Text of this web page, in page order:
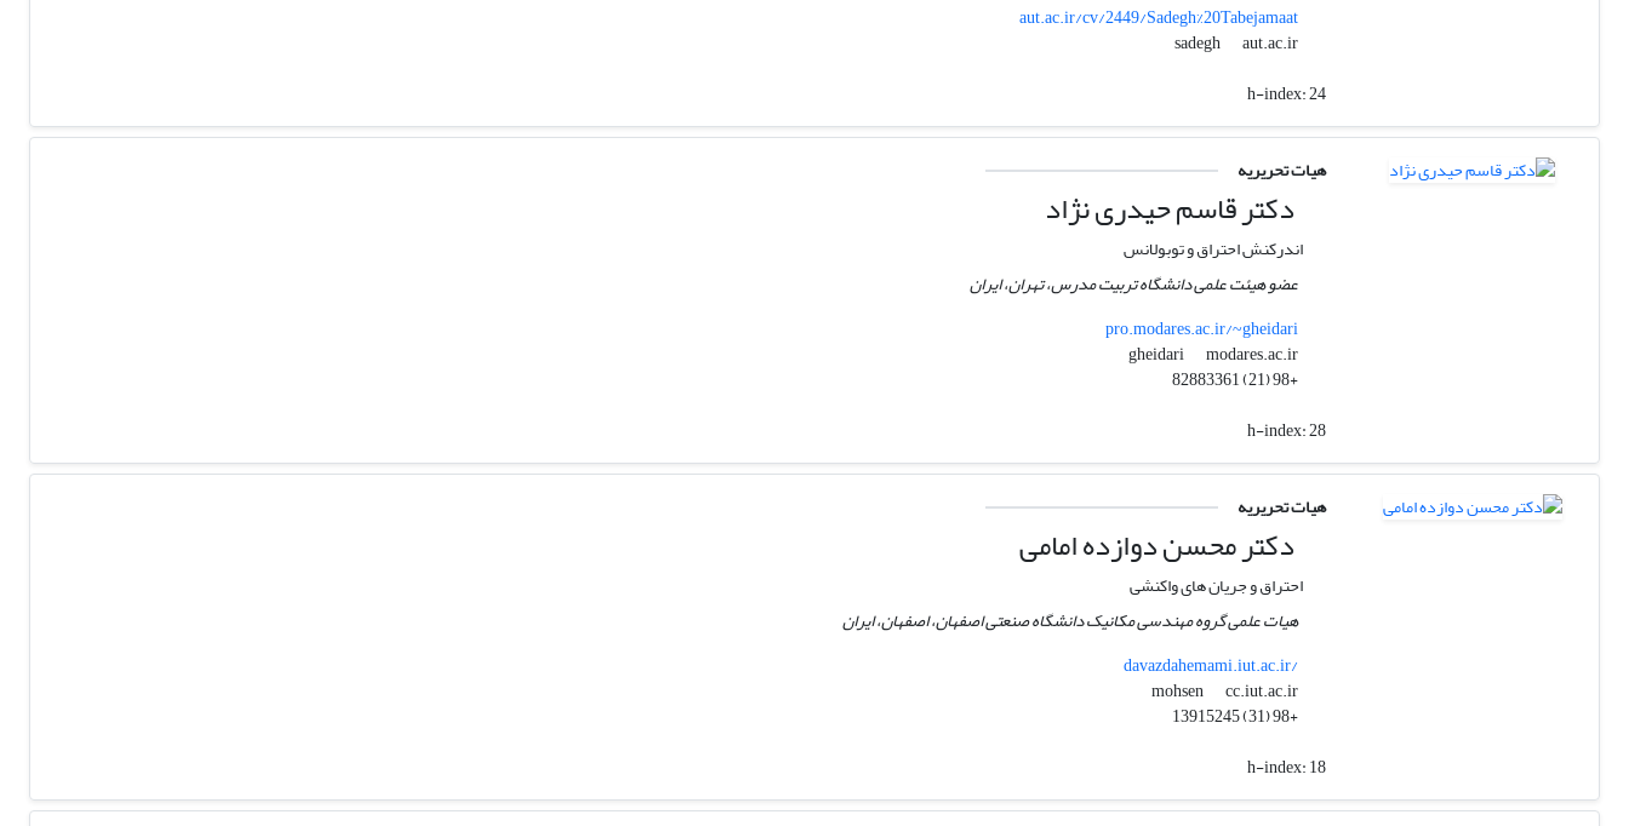
aut.ac.ir/cv/2449/Sadegh%20Tabejamaat
sadegh
aut.ac.ir
h-index:24
هیات تحریریه
دکتر قاسم حیدری نژاد
اندرکنش احتراق و توبولانس
عضو هیئت علمی دانشگاه تربیت مدرس، تهران، ایران
pro.modares.ac.ir/~gheidari
gheidari
modares.ac.ir
+98 (21) 82883361
h-index:28
هیات تحریریه
دکتر محسن دوازده امامی
احتراق و جریان های واکنشی
هیات علمی گروه مهندسی مکانیک دانشگاه صنعتی اصفهان، اصفهان، ایران
davazdahemami.iut.ac.ir/
mohsen
cc.iut.ac.ir
+98 (31) 13915245
h-index:18